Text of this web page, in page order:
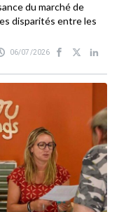
du marché de
disparités entre les
06/07/2026